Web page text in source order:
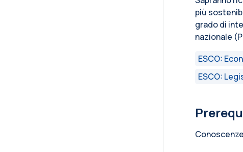
più
grado di
nazionale
ESCO:
ESCO: